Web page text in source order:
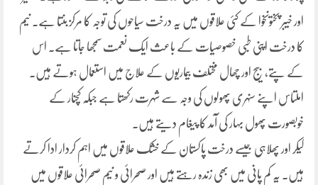
اور خیبر پختونخوا کے کئی علاقوں میں یہ درخت سیاحوں کی توجہ کا مرکز بنتا ہے۔ نیم
کا درخت اپنی طبی خصوصیات کے باعث ایک نعمت سمجھا جاتا ہے۔ اس
کے پتے، بیج اور چھال مختلف بیماریوں کے علاج میں استعمال ہوتے ہیں۔
املتاس اپنے سنہری پھولوں کی وجہ سے شہرت رکھتا ہے جبکہ کچنار کے
خوبصورت پھول بہار کی آمد کا پیغام دیتے ہیں۔
کیکر اور پھلاہی جیسے درخت پاکستان کے خشک علاقوں میں اہم کردار ادا کرتے
ہیں۔ یہ کم پانی میں بھی زندہ رہتے ہیں اور صحرائی و نیم صحرائی علاقوں میں